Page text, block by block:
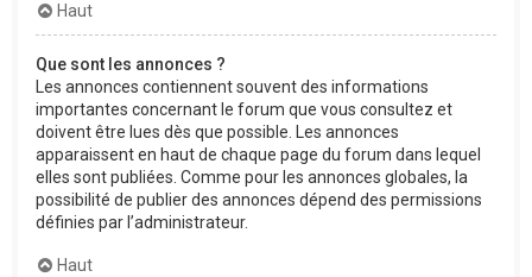
Haut
Que sont les annonces ?
Les annonces contiennent souvent des informations
importantes concernant le forum que vous consultez et
doivent être lues dès que possible. Les annonces
apparaissent en haut de chaque page du forum dans lequel
elles sont publiées. Comme pour les annonces globales, la
possibilité de publier des annonces dépend des permissions
définies par l’administrateur.
Haut